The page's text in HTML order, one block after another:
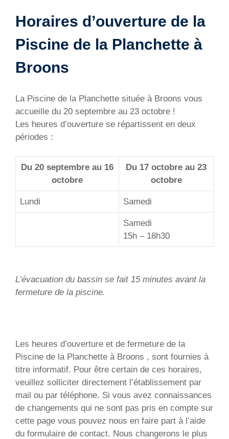
Horaires d’ouverture de la
Piscine de la Planchette à
Broons
La Piscine de la Planchette située à Broons vous
accueille du 20 septembre au 23 octobre !
Les heures d’ouverture se répartissent en deux
périodes :
Du 20 septembre au 16
octobre
Du 17 octobre au 23
octobre
Lundi Samedi
Samedi
15h – 18h30
L’évacuation du bassin se fait 15 minutes avant la
fermeture de la piscine.
Les heures d’ouverture et de fermeture de la
Piscine de la Planchette à Broons , sont fournies à
titre informatif. Pour être certain de ces horaires,
veuillez solliciter directement l’établissement par
mail ou par téléphone. Si vous avez connaissances
de changements qui ne sont pas pris en compte sur
cette page vous pouvez nous en faire part à l’aide
du formulaire de contact. Nous changerons le plus